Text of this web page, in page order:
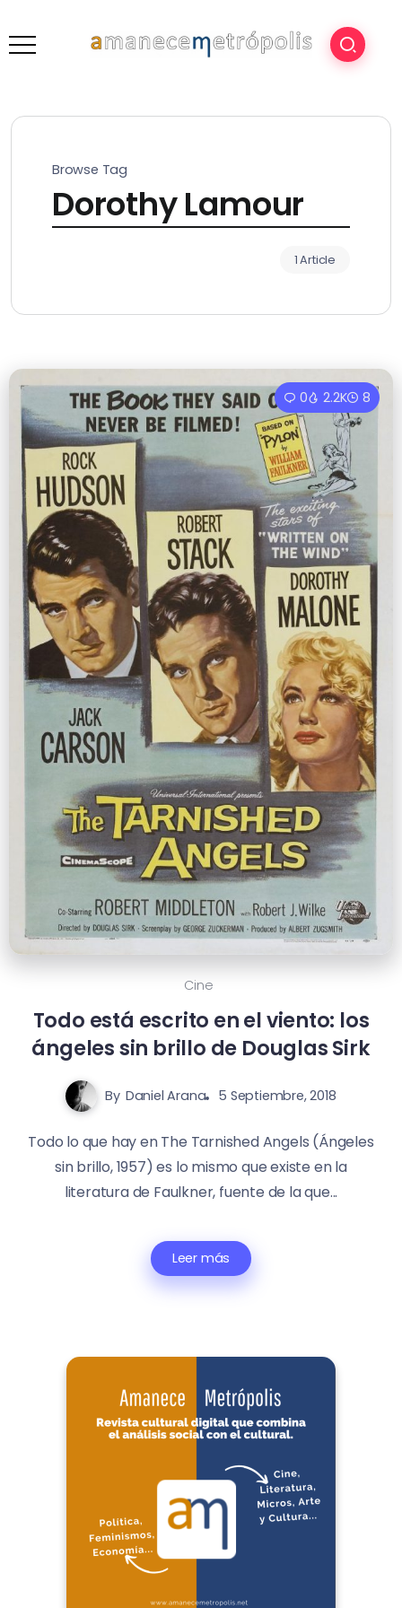
Browse Tag
Dorothy Lamour
1 Article
0 2.2K 8
Cine
Todo está escrito en el viento: los
ángeles sin brillo de Douglas Sirk
By Daniel Arana 5 Septiembre, 2018
Todo lo que hay en The Tarnished Angels (Ángeles
sin brillo, 1957) es lo mismo que existe en la
literatura de Faulkner, fuente de la que...
Leer más